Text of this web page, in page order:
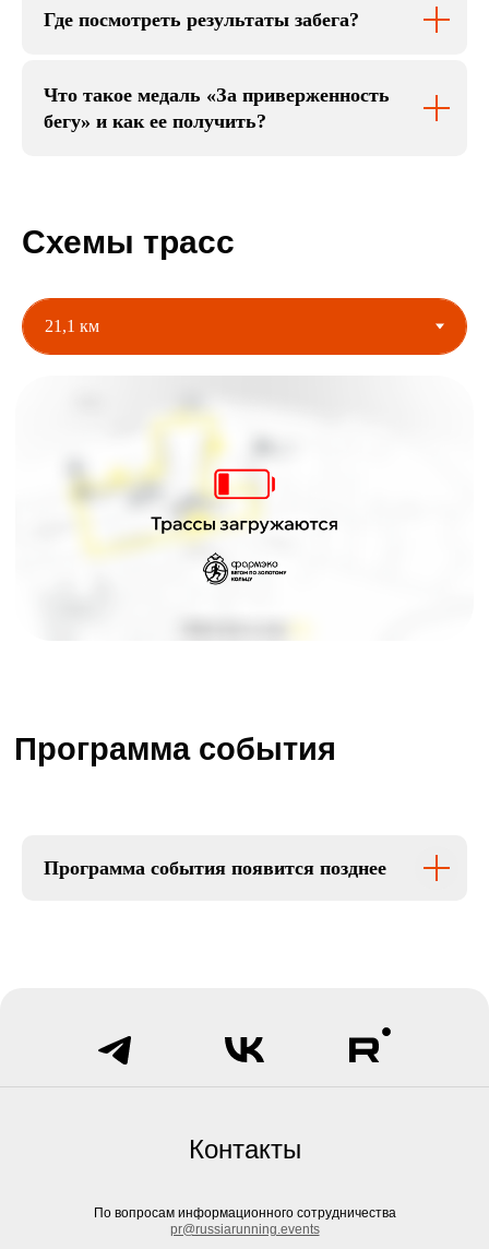
Где посмотреть результаты забега?
Что такое медаль «За приверженность
бегу» и как ее получить?
Схемы трасс
Программа события
Программа события появится позднее
Контакты
По вопросам информационного сотрудничества
pr@russiarunning.events